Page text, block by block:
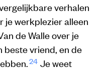
verhalen
je werkplezier alleen
de Walle over je
beste vriend, en de
24 Je weet